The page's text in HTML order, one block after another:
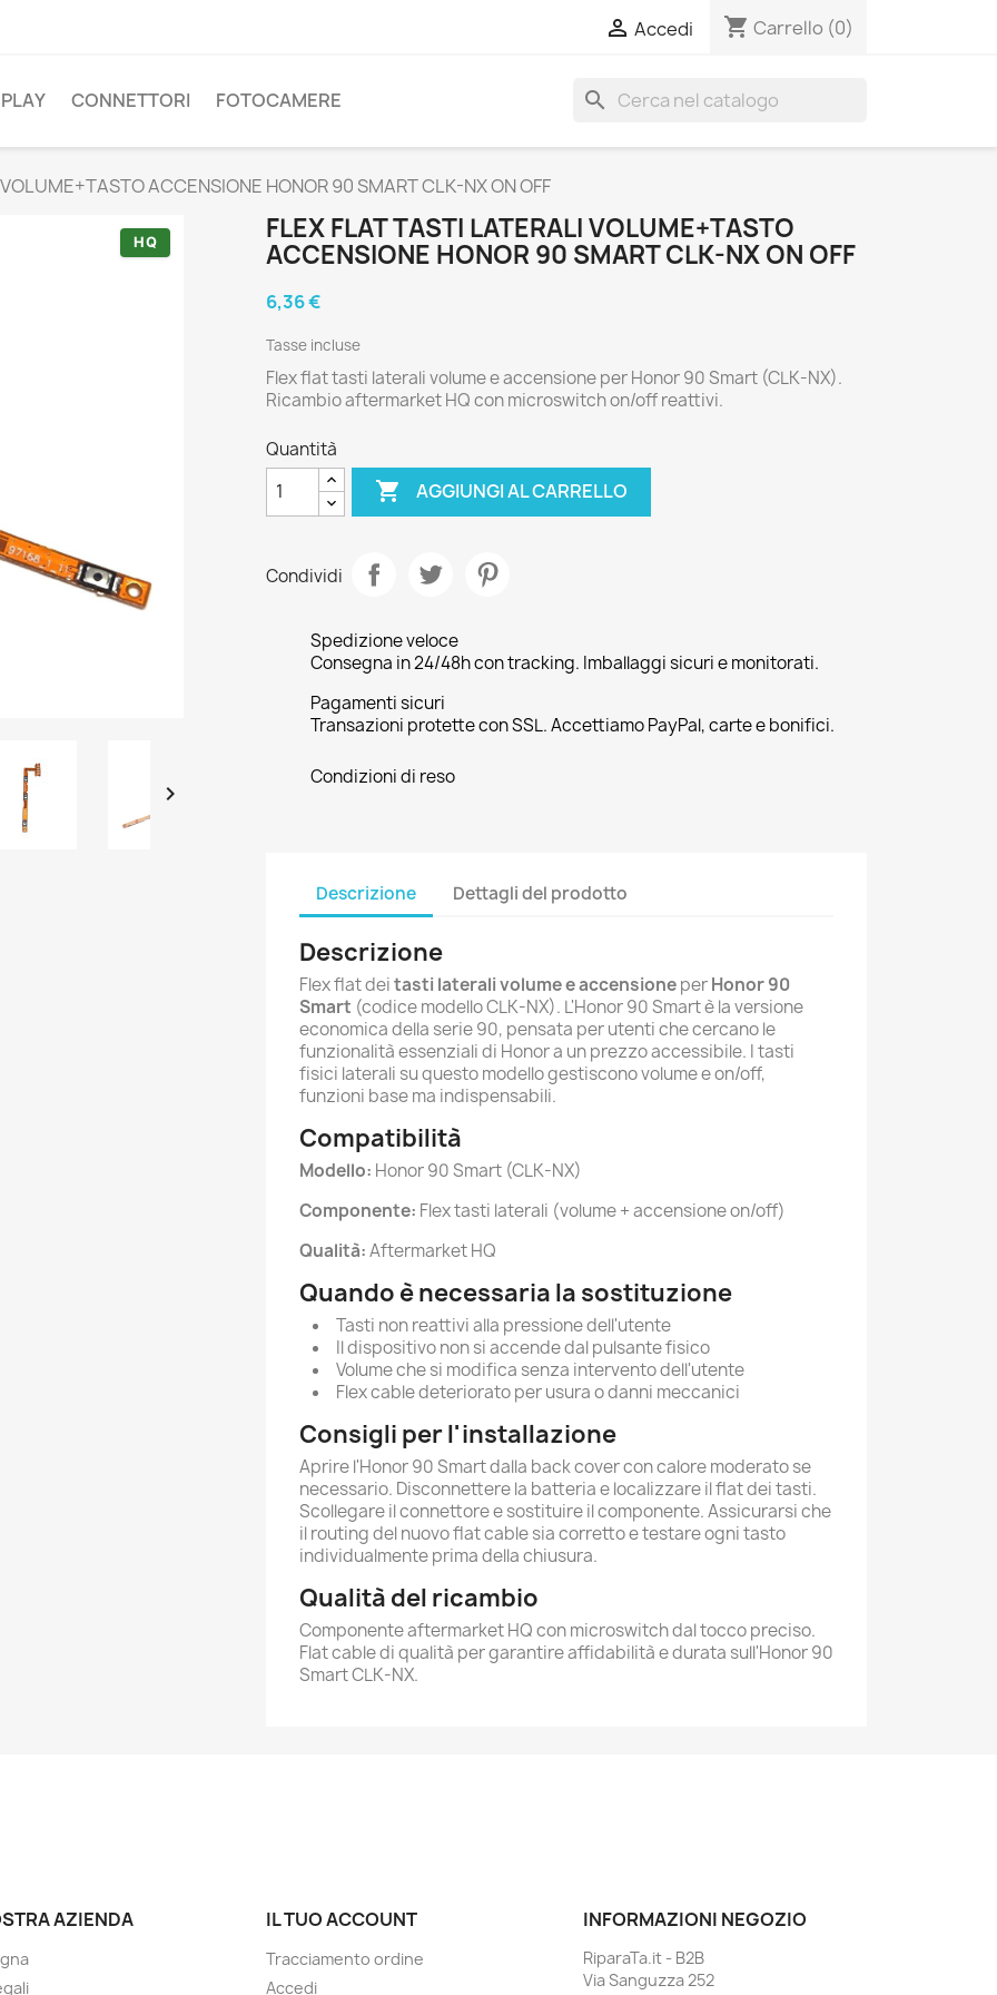
 Accedi shopping_cart Carrello (0)
CONNETTORI FOTOCAMERE search
ACCENSIONE HONOR 90 SMART CLK-NX ON OFF
HQ

FLEX FLAT TASTI LATERALI VOLUME+TASTO
ACCENSIONE HONOR 90 SMART CLK-NX ON OFF
6,36 €
Tasse incluse
Flex flat tasti laterali volume e accensione per Honor 90 Smart (CLK-NX).
Ricambio aftermarket HQ con microswitch on/off reattivi.
Quantità
 AGGIUNGI AL CARRELLO
Condividi
Spedizione veloce
Consegna in 24/48h con tracking. Imballaggi sicuri e monitorati.
Pagamenti sicuri
Transazioni protette con SSL. Accettiamo PayPal, carte e bonifici.
Condizioni di reso
Descrizione Dettagli del prodotto
Descrizione
Flex flat deitasti laterali volume e accensioneperHonor 90
Smart (codice modello CLK-NX). L'Honor 90 Smart è la versione
economica della serie 90, pensata per utenti che cercano le
funzionalità essenziali di Honor a un prezzo accessibile. I tasti
fisici laterali su questo modello gestiscono volume e on/off,
funzioni base ma indispensabili.
Compatibilità
Modello: Honor 90 Smart (CLK-NX)
Componente: Flex tasti laterali (volume + accensione on/off)
Qualità:Aftermarket HQ
Quando è necessaria la sostituzione
Tasti non reattivi alla pressione dell'utente
Il dispositivo non si accende dal pulsante fisico
Volume che si modifica senza intervento dell'utente
Flex cable deteriorato per usura o danni meccanici
Consigli per l'installazione
Aprire l'Honor 90 Smart dalla back cover con calore moderato se
necessario. Disconnettere la batteria e localizzare il flat dei tasti.
Scollegare il connettore e sostituire il componente. Assicurarsi che
il routing del nuovo flat cable sia corretto e testare ogni tasto
individualmente prima della chiusura.
Qualità del ricambio
Componente aftermarket HQ con microswitch dal tocco preciso.
Flat cable di qualità per garantire affidabilità e durata sull'Honor 90
Smart CLK-NX.
AZIENDA IL TUO ACCOUNT
Tracciamento ordine
Accedi
INFORMAZIONI NEGOZIO
RiparaTa.it - B2B
Via Sanguzza 252